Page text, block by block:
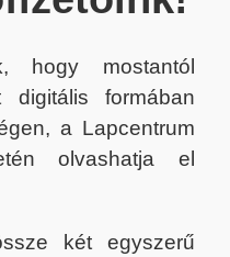
hogy mostantól
digitális formában
a Lapcentrum
olvashatja el
két egyszerű